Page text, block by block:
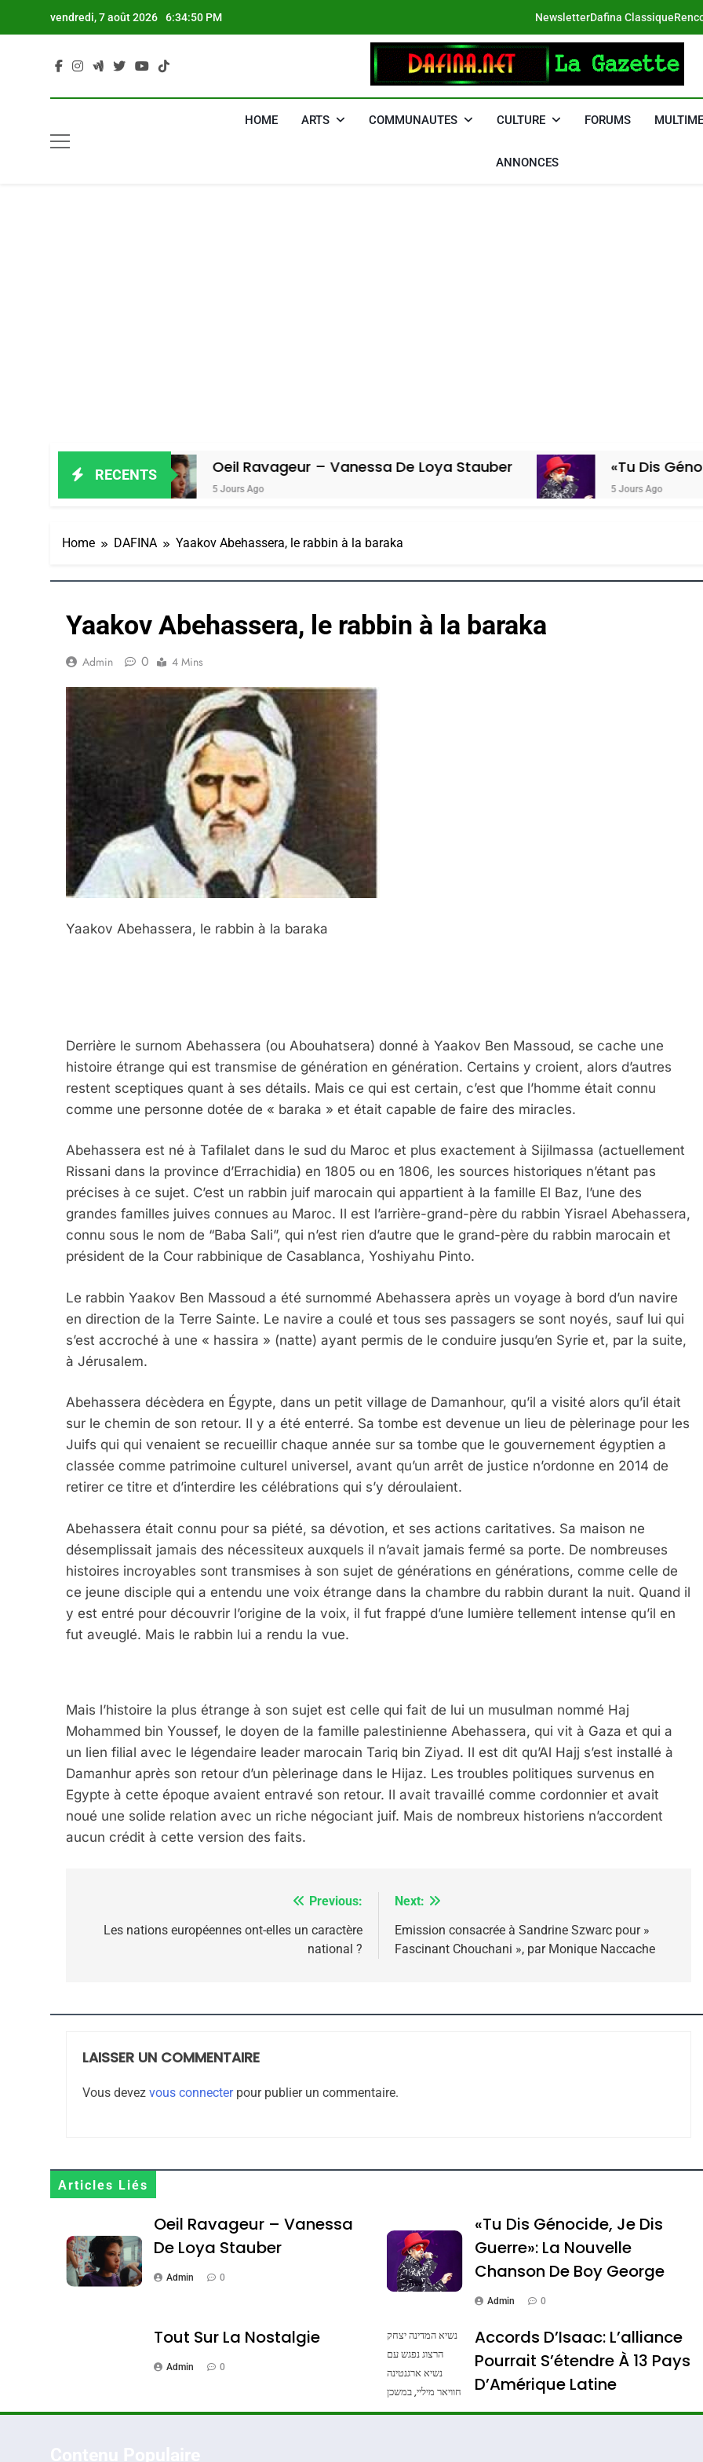
vendredi, 7 août 2026 6:34:51 PM NewsletterDafina Classique
DAFINA
HOME ARTS COMMUNAUTES CULTURE FORUMS
ANNONCES
RECENTSOeil Ravageur – Vanessa De Loya Stauber
5 Jours Ago
«Tu Dis Génocide, Je
5 Jours Ago
Home DAFINA Yaakov Abehassera, le rabbin à la baraka
Yaakov Abehassera, le rabbin à la baraka
Admin 0 4 Mins
Yaakov Abehassera, le rabbin à la baraka
Derrière le surnom Abehassera (ou Abouhatsera) donné à Yaakov Ben Massoud, se cache une
histoire étrange qui est transmise de génération en génération. Certains y croient, alors d’autres
restent sceptiques quant à ses détails. Mais ce qui est certain, c’est que l’homme était connu
comme une personne dotée de « baraka » et était capable de faire des miracles.
Abehassera est né à Tafilalet dans le sud du Maroc et plus exactement à Sijilmassa (actuellement
Rissani dans la province d’Errachidia) en 1805 ou en 1806, les sources historiques n’étant pas
précises à ce sujet. C’est un rabbin juif marocain qui appartient à la famille El Baz, l’une des
grandes familles juives connues au Maroc. Il est l’arrière-grand-père du rabbin Yisrael Abehassera,
connu sous le nom de “Baba Sali”, qui n’est rien d’autre que le grand-père du rabbin marocain et
président de la Cour rabbinique de Casablanca, Yoshiyahu Pinto.
Le rabbin Yaakov Ben Massoud a été surnommé Abehassera après un voyage à bord d’un navire
en direction de la Terre Sainte. Le navire a coulé et tous ses passagers se sont noyés, sauf lui qui
s’est accroché à une « hassira » (natte) ayant permis de le conduire jusqu’en Syrie et, par la suite,
à Jérusalem.
Abehassera décèdera en Égypte, dans un petit village de Damanhour, qu’il a visité alors qu’il était
sur le chemin de son retour. Il y a été enterré. Sa tombe est devenue un lieu de pèlerinage pour les
Juifs qui qui venaient se recueillir chaque année sur sa tombe que le gouvernement égyptien a
classée comme patrimoine culturel universel, avant qu’un arrêt de justice n’ordonne en 2014 de
retirer ce titre et d’interdire les célébrations qui s’y déroulaient.
Abehassera était connu pour sa piété, sa dévotion, et ses actions caritatives. Sa maison ne
désemplissait jamais des nécessiteux auxquels il n’avait jamais fermé sa porte. De nombreuses
histoires incroyables sont transmises à son sujet de générations en générations, comme celle de
ce jeune disciple qui a entendu une voix étrange dans la chambre du rabbin durant la nuit. Quand il
y est entré pour découvrir l’origine de la voix, il fut frappé d’une lumière tellement intense qu’il en
fut aveuglé. Mais le rabbin lui a rendu la vue.
Mais l’histoire la plus étrange à son sujet est celle qui fait de lui un musulman nommé Haj
Mohammed bin Youssef, le doyen de la famille palestinienne Abehassera, qui vit à Gaza et qui a
un lien filial avec le légendaire leader marocain Tariq bin Ziyad. Il est dit qu’Al Hajj s’est installé à
Damanhur après son retour d’un pèlerinage dans le Hijaz. Les troubles politiques survenus en
Egypte à cette époque avaient entravé son retour. Il avait travaillé comme cordonnier et avait
noué une solide relation avec un riche négociant juif. Mais de nombreux historiens n’accordent
aucun crédit à cette version des faits.
Previous:
Les nations européennes ont-elles un caractère
national ?
Next:
Emission consacrée à Sandrine Szwarc pour »
Fascinant Chouchani », par Monique Naccache
LAISSER UN COMMENTAIRE
Vous devez vous connecterpour publier un commentaire.
Articles Liés
Oeil Ravageur – Vanessa
De Loya Stauber
Admin 0
«Tu Dis Génocide, Je Dis
Guerre»: La Nouvelle
Chanson De Boy George
Admin 0
Tout Sur La Nostalgie
Admin 0
נשיא המדינה יצחק
הרצוג נפגש עם
נשיא ארגנטינה
חוויאר מיליי, במשכן
הנשיא בירושלים.
Accords D’Isaac: L’alliance
Pourrait S’étendre À 13 Pays
D’Amérique Latine
Admin 0
5
2025, L’année La Plus Meurtrière Selon Le Rapport D’ADL Contre
FRANCE ISRAÉL
FIÈRE, DIGNE ET RÉSILIENTE : POURQUOI JE REVENDIQUE MA JUDAÏTE Par
Dvir
ISRAÉL JUDAISME
CE QUI NOUS MANQUE – Jacques Hadida
Terroir
Oeil Ravageur – Vanessa De Loya Stauber